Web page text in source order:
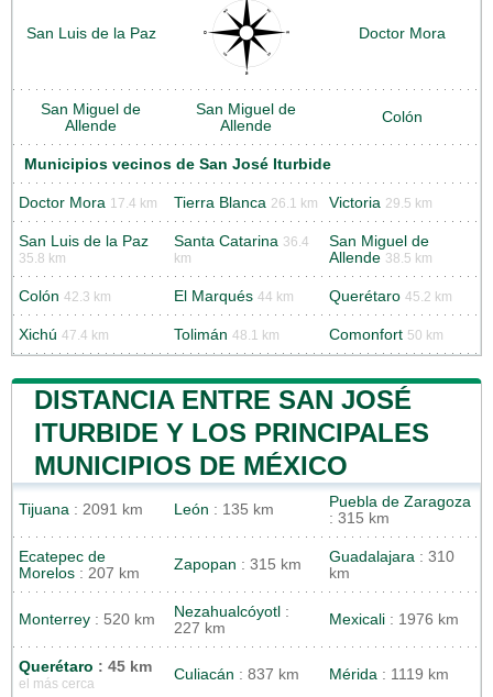
San Luis de la Paz Doctor Mora
San Miguel de
Allende
San Miguel de
Allende
Colón
Municipios vecinos de San José Iturbide
Doctor Mora 17.4 km Tierra Blanca 26.1 km Victoria 29.5 km
San Luis de la Paz
35.8 km
Santa Catarina 36.4
km
San Miguel de
Allende 38.5 km
Colón 42.3 km El Marqués 44 km Querétaro 45.2 km
Xichú 47.4 km Tolimán 48.1 km Comonfort 50 km
DISTANCIA ENTRE SAN JOSÉ
ITURBIDE Y LOS PRINCIPALES
MUNICIPIOS DE MÉXICO
Tijuana : 2091 km León : 135 km
Puebla de Zaragoza
: 315 km
Ecatepec de
Morelos : 207 km
Zapopan : 315 km Guadalajara : 310
km
Monterrey : 520 km Nezahualcóyotl :
227 km
Mexicali : 1976 km
Querétaro : 45 km
el más cerca
Culiacán : 837 km Mérida : 1119 km